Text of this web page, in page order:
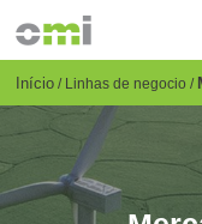
para
conteúdo
Breadcrumb
Início Linhas de negocio